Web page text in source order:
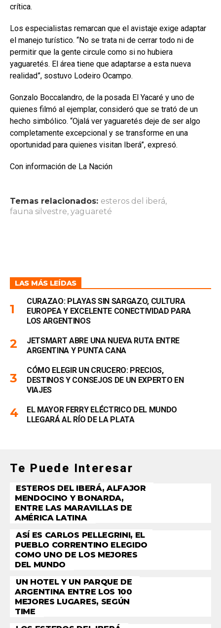
crítica.
Los especialistas remarcan que el avistaje exige adaptar
el manejo turístico. “No se trata ni de cerrar todo ni de
permitir que la gente circule como si no hubiera
yaguaretés. El área tiene que adaptarse a esta nueva
realidad”, sostuvo Lodeiro Ocampo.
Gonzalo Boccalandro, de la posada El Yacaré y uno de
quienes filmó al ejemplar, consideró que se trató de un
hecho simbólico. “Ojalá ver yaguaretés deje de ser algo
completamente excepcional y se transforme en una
oportunidad para quienes visitan Iberá”, expresó.
Con información de La Nación
Temas relacionados: esteros del iberá,
fauna silvestre, yaguareté
LAS MÁS LEÍDAS
CURAZAO: PLAYAS SIN SARGAZO, CULTURA
EUROPEA Y EXCELENTE CONECTIVIDAD PARA
LOS ARGENTINOS
JETSMART ABRE UNA NUEVA RUTA ENTRE
ARGENTINA Y PUNTA CANA
CÓMO ELEGIR UN CRUCERO: PRECIOS,
DESTINOS Y CONSEJOS DE UN EXPERTO EN
VIAJES
EL MAYOR FERRY ELÉCTRICO DEL MUNDO
LLEGARÁ AL RÍO DE LA PLATA
Te Puede Interesar
ESTEROS DEL IBERÁ, ALFAJOR
MENDOCINO Y BONARDA,
ENTRE LAS MARAVILLAS DE
AMÉRICA LATINA
ASÍ ES CARLOS PELLEGRINI, EL
PUEBLO CORRENTINO ELEGIDO
COMO UNO DE LOS MEJORES
DEL MUNDO
UN HOTEL Y UN PARQUE DE
ARGENTINA ENTRE LOS 100
MEJORES LUGARES, SEGÚN
TIME